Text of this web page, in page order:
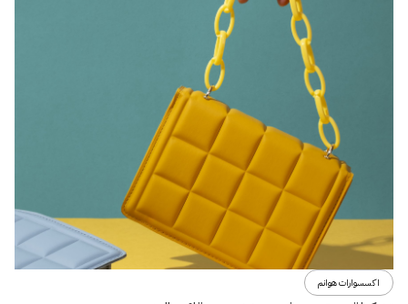
اكسسوارات هوانم